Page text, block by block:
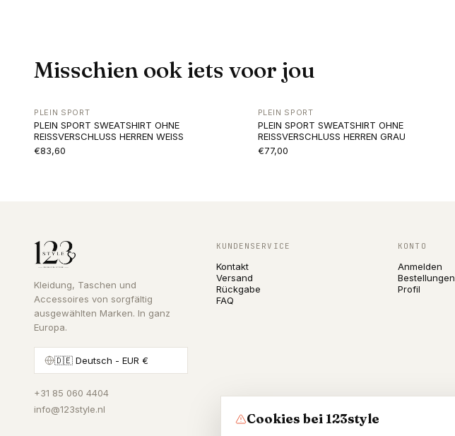
Misschien ook iets voor jou
PLEIN SPORT
PLEIN SPORT SWEATSHIRT OHNE
REISSVERSCHLUSS HERREN WEISS
€83,60
PLEIN SPORT
PLEIN SPORT SWEATSHIRT OHNE
REISSVERSCHLUSS HERREN GRAU
€77,00
Kleidung, Taschen und
Accessoires von sorgfältig
ausgewählten Marken. In ganz
Europa.
🇩🇪 Deutsch - EUR €
+31 85 060 4404
info@123style.nl
KUNDENSERVICE
Kontakt
Versand
Rückgabe
FAQ
KONTO
Anmelden
Bestellungen
Profil
Cookies bei 123style